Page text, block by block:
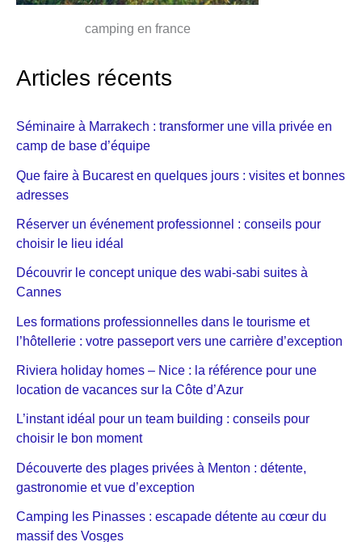
camping en france
Articles récents
Séminaire à Marrakech : transformer une villa privée en
camp de base d’équipe
Que faire à Bucarest en quelques jours : visites et bonnes
adresses
Réserver un événement professionnel : conseils pour
choisir le lieu idéal
Découvrir le concept unique des wabi-sabi suites à
Cannes
Les formations professionnelles dans le tourisme et
l’hôtellerie : votre passeport vers une carrière d’exception
Riviera holiday homes – Nice : la référence pour une
location de vacances sur la Côte d’Azur
L’instant idéal pour un team building : conseils pour
choisir le bon moment
Découverte des plages privées à Menton : détente,
gastronomie et vue d’exception
Camping les Pinasses : escapade détente au cœur du
massif des Vosges